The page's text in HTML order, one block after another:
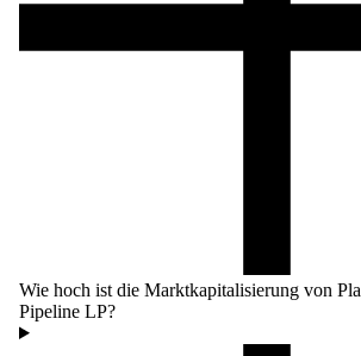
Wie hoch ist die Marktkapitalisierung von
Pipeline LP?